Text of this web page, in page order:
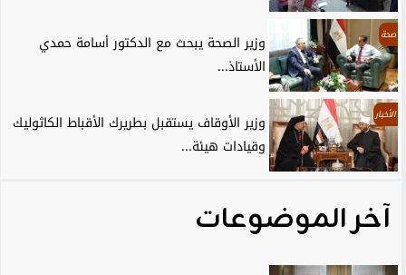
صحة
وزير الصحة يبحث مع الدكتور أسامة حمدي
الأستاذ...
الأخبار
وزير الأوقاف يستقبل بطريرك الأقباط الكاثوليك
وقيادات هيئة...
آخر الموضوعات